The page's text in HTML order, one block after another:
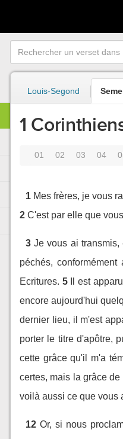
Louis-Segond
1
01 02 03 04
1 Mes frères, je vous
2 C'est par elle que
3 Je vous ai transmis,
péchés, conformément
Ecritures. 5 Il est
encore aujourd'hui
dernier lieu, il m'est
porter le titre d'apôtre,
cette grâce qu'il m'a
certes, mais la grâce
voilà aussi ce que vous
12 Or, si nous